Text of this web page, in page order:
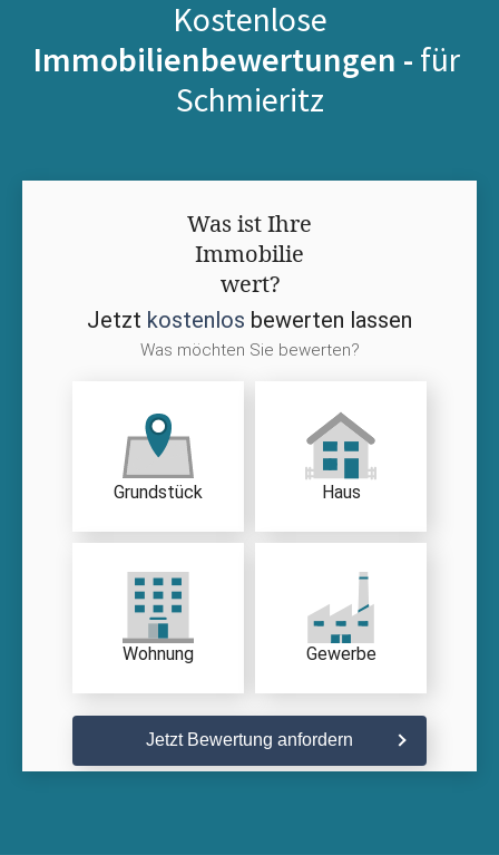
Kostenlose
Immobilienbewertungen - für
Schmieritz
Was ist Ihre
Immobilie
wert?
Jetzt kostenlos bewerten lassen
Was möchten Sie bewerten?
Grundstück Haus
Wohnung Gewerbe
Jetzt Bewertung anfordern